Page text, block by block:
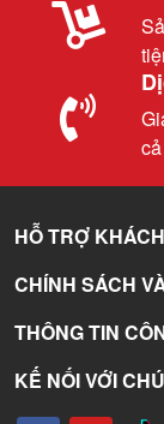
HỖ TRỢ
CHÍNH SÁCH
THÔNG TIN
KẾ NỐI VỚI